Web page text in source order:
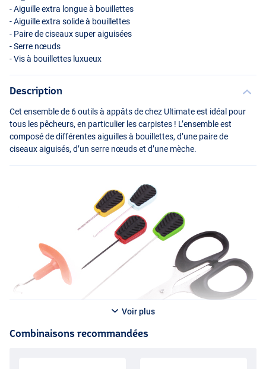
- Aiguille extra longue à bouillettes
- Aiguille extra solide à bouillettes
- Paire de ciseaux super aiguisées
- Serre nœuds
- Vis à bouillettes luxueux
Description
Cet ensemble de 6 outils à appâts de chez Ultimate est idéal pour
tous les pêcheurs, en particulier les carpistes ! L’ensemble est
composé de différentes aiguilles à bouillettes, d’une paire de
ciseaux aiguisés, d’un serre nœuds et d’une mèche.
Voir plus
Combinaisons recommandées